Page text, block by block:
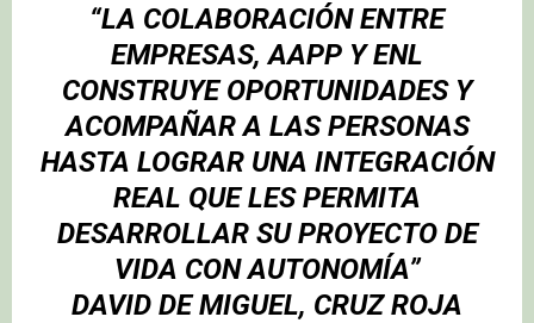
“LA COLABORACIÓN ENTRE
EMPRESAS, AAPP Y ENL
CONSTRUYE OPORTUNIDADES Y
ACOMPAÑAR A LAS PERSONAS
HASTA LOGRAR UNA INTEGRACIÓN
REAL QUE LES PERMITA
DESARROLLAR SU PROYECTO DE
VIDA CON AUTONOMÍA”
DAVID DE MIGUEL, CRUZ ROJA